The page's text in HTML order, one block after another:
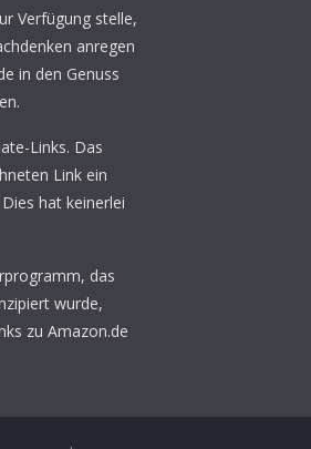
Verfügung stelle,
anregen
in den Genuss
Links. Das
Link ein
hat keinerlei
das
wurde,
zu Amazon.de